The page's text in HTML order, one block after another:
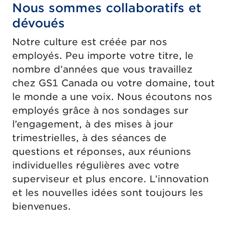
Nous sommes collaboratifs et
dévoués
Notre culture est créée par nos
employés. Peu importe votre titre, le
nombre d’années que vous travaillez
chez GS1 Canada ou votre domaine, tout
le monde a une voix. Nous écoutons nos
employés grâce à nos sondages sur
l’engagement, à des mises à jour
trimestrielles, à des séances de
questions et réponses, aux réunions
individuelles régulières avec votre
superviseur et plus encore. L’innovation
et les nouvelles idées sont toujours les
bienvenues.